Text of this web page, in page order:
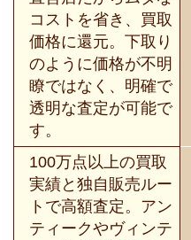
コストを省き、買取
価格に還元。下取り
のように価格が不明
瞭ではなく、明確で
透明な査定が可能で
す。
100万点以上の買取
実績と独自販売ルー
トで高額査定。アン
ティークやヴィンテ